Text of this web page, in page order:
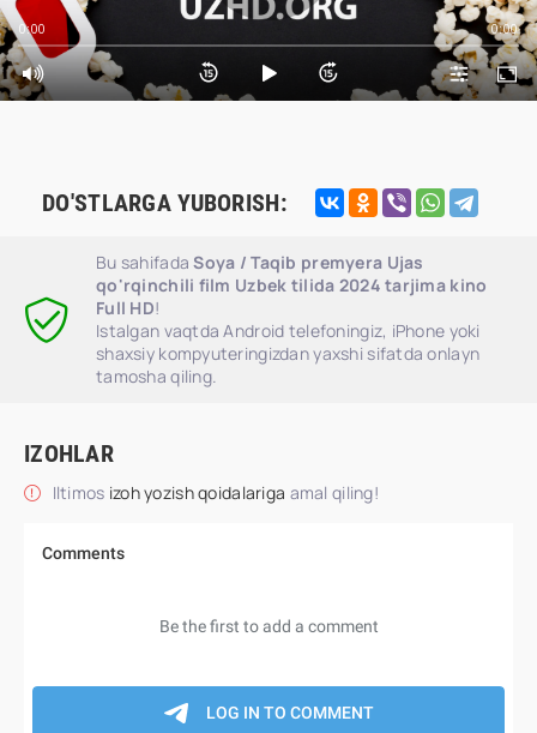
0:00 0:00
DO'STLARGA YUBORISH:
Bu sahifadaSoya / Taqib premyera Ujas
qo'rqinchili film Uzbek tilida 2024 tarjima kino
Full HD!
Istalgan vaqtda Android telefoningiz, iPhone yoki
shaxsiy kompyuteringizdan yaxshi sifatda onlayn
tamosha qiling.
IZOHLAR
Iltimos izoh yozish qoidalariga amal qiling!